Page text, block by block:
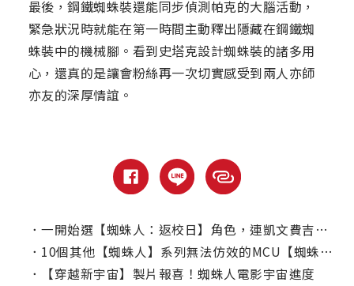
最後，鋼鐵蜘蛛裝還能同步偵測帕克的大腦活動，
緊急狀況時就能在第一時間主動釋出隱藏在鋼鐵蜘
蛛裝中的機械腳。看到史塔克設計蜘蛛裝的諸多用
心，還真的是讓會粉絲再一次切實感受到兩人亦師
亦友的深厚情誼。
． 一開始選【蜘蛛人：返校日】角色，連凱文費吉都不知道千黛亞是誰？
． 10個其他【蜘蛛人】系列無法仿效的MCU【蜘蛛人】場景
．
【穿越新宇宙】製片報喜！蜘蛛人電影宇宙進度